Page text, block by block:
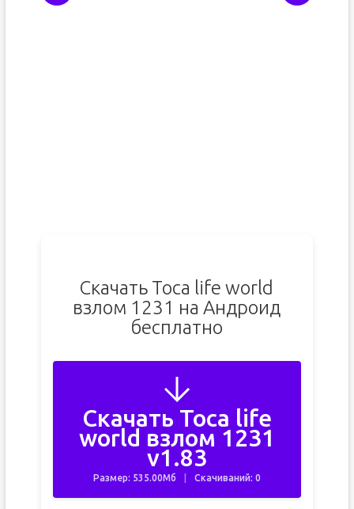
Скачать Toca life world
взлом 1231 на Андроид
бесплатно
Скачать Toca life
world взлом 1231
v1.83
Размер: 535.00Мб Скачиваний: 0